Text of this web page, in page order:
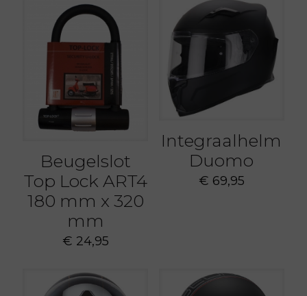
Beugelslot
Top Lock ART4
180 mm x 320
mm
€ 24,95
Integraalhelm
Duomo
€ 69,95